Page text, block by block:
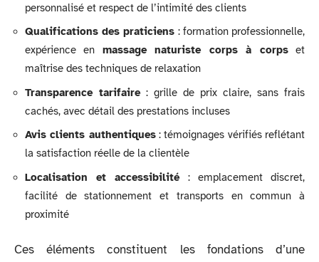
personnalisé et respect de l’intimité des clients
Qualifications des praticiens : formation professionnelle,
expérience en massage naturiste corps à corpset
maîtrise des techniques de relaxation
Transparence tarifaire: grille de prix claire, sans frais
cachés, avec détail des prestations incluses
Avis clients authentiques: témoignages vérifiés reflétant
la satisfaction réelle de la clientèle
Localisation et accessibilité: emplacement discret,
facilité de stationnement et transports en commun à
proximité
Ces éléments constituent les fondations d’une